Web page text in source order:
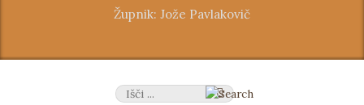
Župnik: Jože Pavlakovič